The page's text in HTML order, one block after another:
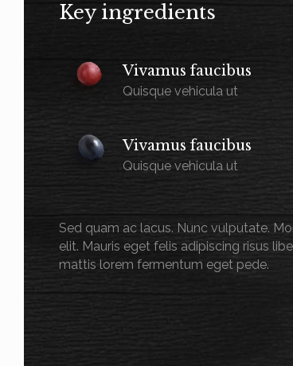
Key ingredients
Vivamus faucibus
Quisque vehicula ut
Vivamus faucibus
Quisque vehicula ut
Sed quam ac lacus. Nunc vulputate.
elit. Mauris eget felis adipiscing risus
mattis lorem fermentum eget pede.